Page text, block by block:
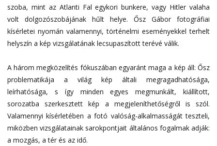
szoba, mint az Atlanti Fal egykori bunkere, vagy Hitler valaha
volt dolgozószobájának hűlt helye. Ősz Gábor fotográfiai
kísérletei nyomán valamennyi, történelmi eseményekkel terhelt
helyszín a kép vizsgálatának lecsupaszított terévé válik.
A három megközelítés fókuszában egyaránt maga a kép áll: Ősz
problematikája a világ kép általi megragadhatósága,
leírhatósága, s így minden egyes megmunkált, kiállított,
sorozatba szerkesztett kép a megjeleníthetőségről is szól.
Valamennyi kísérletében a fotó valóság-alkalmasságát teszteli,
miközben vizsgálatainak sarokpontjait általános fogalmak adják:
a mozgás, a tér és az idő.